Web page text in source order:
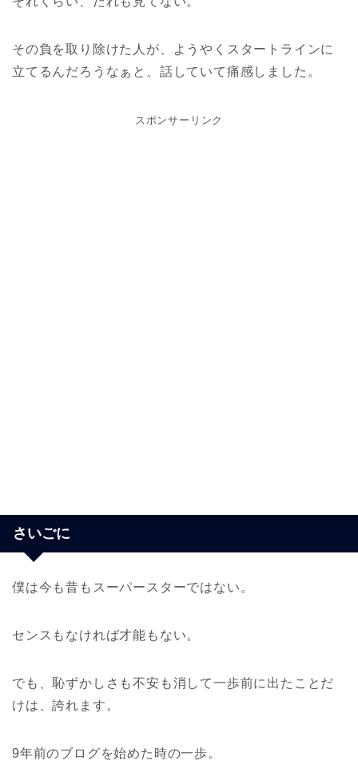
その負を取り除けた人が、ようやくスタートラインに
立てるんだろうなぁと、話していて痛感しました。
スポンサーリンク
さいごに
僕は今も昔もスーパースターではない。
センスもなければ才能もない。
でも、恥ずかしさも不安も消して一歩前に出たことだ
けは、誇れます。
9年前のブログを始めた時の一歩。